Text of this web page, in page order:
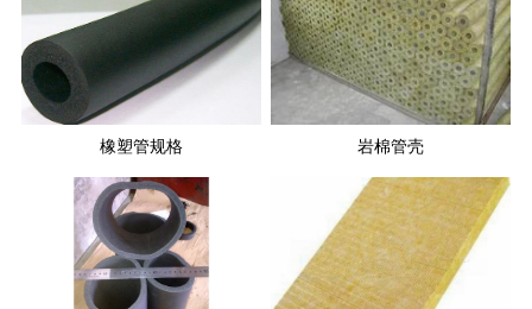
橡塑管规格 岩棉管壳